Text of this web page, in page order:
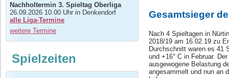
Nachholtermin 3. Spieltag Oberliga
26.09.2026 10.00 Uhr in Denkendorf
alle Liga-Termine
weitere Termine
Spielzeiten
Gesamtsieger
Nach 4 Spieltagen in
2018/19 am 16.02.19 zu
Durchschnitt waren es 41
und +16° C in Februar.
ausgewogene Belastung
angesammelt und nun an